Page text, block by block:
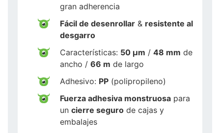
gran adherencia
Fácil de desenrollar & resistente al
desgarro
Características: 50 µm / 48 mm de
ancho / 66 m de largo
Adhesivo: PP (polipropileno)
Fuerza adhesiva monstruosa para
un cierre seguro de cajas y
embalajes